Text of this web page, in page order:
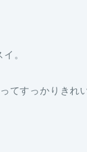
。
てすっかりきれ